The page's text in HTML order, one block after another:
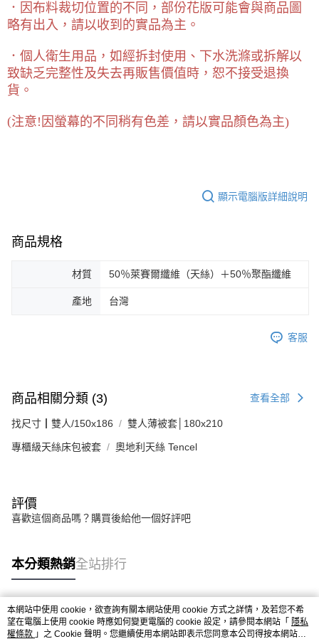
．因布料裁切位置的不同，部份花版可能會與商品圖
略有出入，請以收到的實品為主。
．個人衛生用品，如經拆封使用、下水洗滌或拆解以
致缺乏完整性及失去再販售價值時，恕不接受退換
貨。
(注意!因螢幕的不同稍有色差，請以實品顏色為主)
顯示電腦版詳細說明
商品規格
材質 50％萊賽爾纖維（天絲）＋50％聚酯纖維
產地 台灣
客服
商品相關分類 (3) 查看全部
找尺寸┃雙人/150x186 雙人薄被套│180x210
專櫃級天絲床包被套 奧地利天絲 Tencel
評價
喜歡這個商品嗎？購買後給他一個好評吧
本分類熱銷全站排行
熱門標籤
本網站中使用 cookie，欲查詢有關本網站使用 cookie 方式之詳情，及若您不希
望在電腦上使用 cookie 時應如何變更電腦的 cookie 設定，請參閱本網站「 隱私
權條款 」之 Cookie 聲明。您繼續使用本網站即表示您同意本公司得按本網站使